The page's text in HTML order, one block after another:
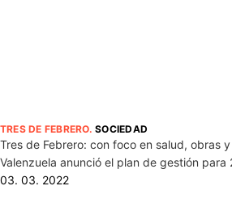
TRES DE FEBRERO.SOCIEDAD
Tres de Febrero: con foco en salud, obras
Valenzuela anunció el plan de gestión para
03. 03. 2022